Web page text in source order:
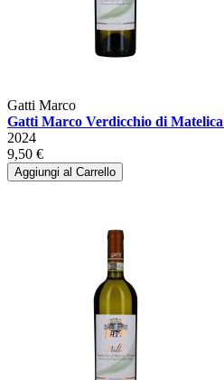
Gatti Marco
Gatti Marco Verdicchio di
2024
9,50 €
Aggiungi al Carrello